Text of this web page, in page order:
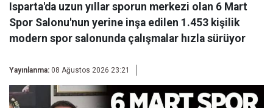
Isparta'da uzun yıllar sporun merkezi olan 6 Mart
Spor Salonu'nun yerine inşa edilen 1.453 kişilik
modern spor salonunda çalışmalar hızla sürüyor
Yayınlanma: 08 Ağustos 2026 23:21